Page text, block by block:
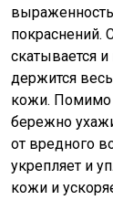
покраснений.
скатывается
держится
кожи. Помимо
бережно
от вредного
укрепляет и
кожи и